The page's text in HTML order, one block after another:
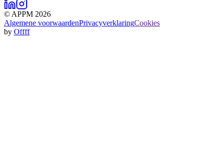
© APPM 2026
Algemene voorwaardenPrivacyverklaringCookies
by Offff